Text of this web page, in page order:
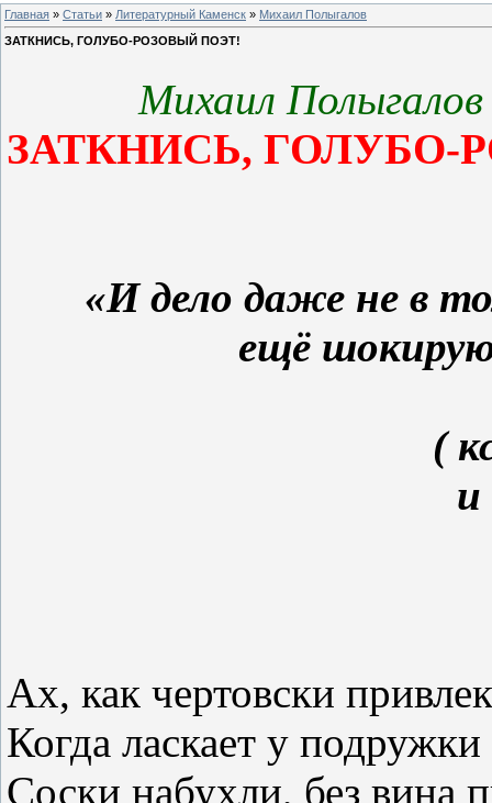
Главная » Статьи » Литературный Каменск » Михаил Полыгалов
ЗАТКНИСЬ, ГОЛУБО-РОЗОВЫЙ ПОЭТ!
Михаил Полыгалов
ЗАТКНИСЬ, ГОЛУБО-
«И дело даже не в
ещё
(
и
Ах, как чертовски
Когда ласкает у подружки
Соски набухли, без вина